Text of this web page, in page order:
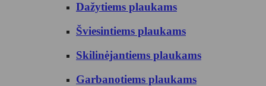
Dažytiems plaukams
Šviesintiems plaukams
Skilinėjantiems plaukams
Garbanotiems plaukams